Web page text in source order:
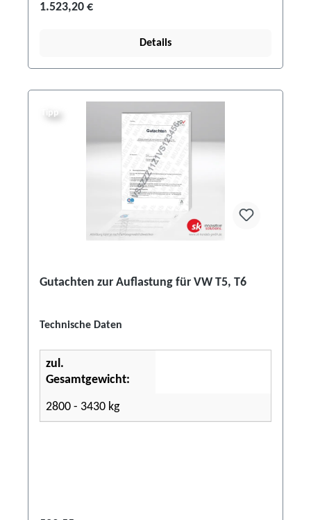
1.523,20 €
Details
Tipp
Gutachten zur Auflastung für VW T5, T6
Technische Daten
zul.
Gesamtgewicht:
2800 - 3430 kg